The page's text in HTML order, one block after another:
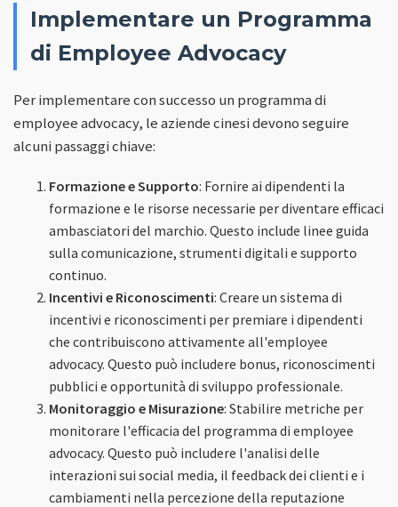
Implementare un Programma
di Employee Advocacy
Per implementare con successo un programma di
employee advocacy, le aziende cinesi devono seguire
alcuni passaggi chiave:
Formazione e Supporto: Fornire ai dipendenti la
formazione e le risorse necessarie per diventare efficaci
ambasciatori del marchio. Questo include linee guida
sulla comunicazione, strumenti digitali e supporto
continuo.
Incentivi e Riconoscimenti: Creare un sistema di
incentivi e riconoscimenti per premiare i dipendenti
che contribuiscono attivamente all'employee
advocacy. Questo può includere bonus, riconoscimenti
pubblici e opportunità di sviluppo professionale.
Monitoraggio e Misurazione: Stabilire metriche per
monitorare l'efficacia del programma di employee
advocacy. Questo può includere l'analisi delle
interazioni sui social media, il feedback dei clienti e i
cambiamenti nella percezione della reputazione